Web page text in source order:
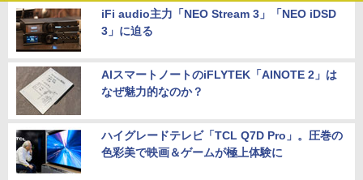
iFi audio主力「NEO Stream 3」「NEO iDSD
3」に迫る
AIスマートノートのiFLYTEK「AINOTE 2」は
なぜ魅力的なのか？
ハイグレードテレビ「TCL Q7D Pro」。圧巻の
色彩美で映画＆ゲームが極上体験に